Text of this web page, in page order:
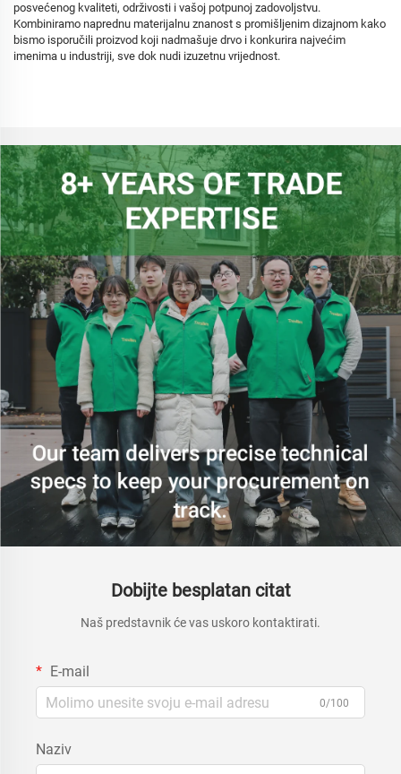
posvećenog kvaliteti, održivosti i vašoj potpunoj zadovoljstvu.
Kombiniramo naprednu materijalnu znanost s promišljenim dizajnom kako
bismo isporučili proizvod koji nadmašuje drvo i konkurira najvećim
imenima u industriji, sve dok nudi izuzetnu vrijednost.
Dobijte besplatan citat
Naš predstavnik će vas uskoro kontaktirati.
E-mail
0/100
Naziv